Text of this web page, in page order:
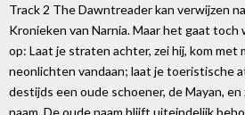
Track 2 The Dawntreader kan verwijzen
Kronieken van Narnia. Maar het gaat
op: Laat je straten achter, zei hij, kom met
neonlichten vandaan; laat je toeristische
destijds een oude schoener, de Mayan,
naam. De oude naam blijft uiteindelijk